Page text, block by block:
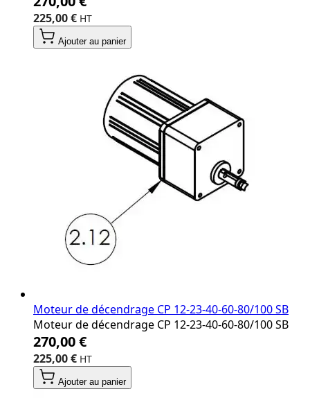
225,00 €
Ajouter au panier
Moteur de décendrage CP 12‐23‐40‐60‐80/100 SB
Moteur de décendrage CP 12‐23‐40‐60‐80/100 SB
270,00 €
225,00 €
Ajouter au panier